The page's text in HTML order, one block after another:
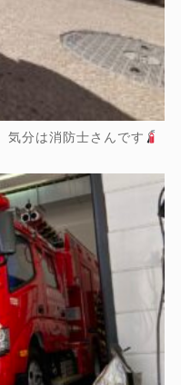
気分は消防士さんです